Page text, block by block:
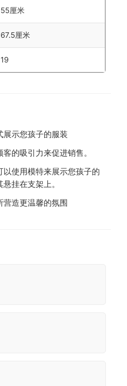
55厘米
67.5厘米
19
展示您孩子的服装
的吸引力来促进销售。
以使用模特来展示您孩子的
挂在支架上。
营造更温馨的氛围